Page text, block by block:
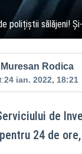
polițiștii sălăjeni!
Muresan Rodica
24 ian. 2022, 18:21
de
24 de